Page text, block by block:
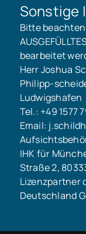
Sonstige
Bitte beachten
bearbeitet
Herr Joshua
Philipp-
Ludwigshafen
Tel.: +49 1577
Email:
IHK für
Straße 2,
Lizenzpartner
Deutschland